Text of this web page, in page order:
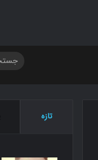
تازه